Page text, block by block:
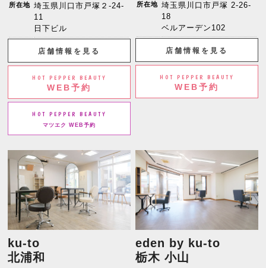
所在地 埼玉県川口市戸塚２-24-
11
日下ビル
店舗情報を見る
HOT PEPPER BEAUTY
WEB予約
HOT PEPPER BEAUTY
マツエク WEB予約
所在地 埼玉県川口市戸塚 2-26-
18
ベルアーデン102
店舗情報を見る
HOT PEPPER BEAUTY
WEB予約
ku-to
北浦和
eden by ku-to
栃木 小山